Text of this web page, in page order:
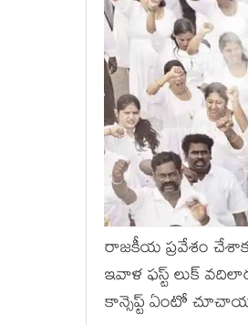
రాజకీయ ప్రవేశం
ఇవాళ ఫస్ట్ లుక్
కాన్సెప్ట్ ఏంటో